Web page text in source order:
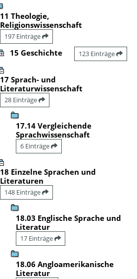
11 Theologie,
Religionswissenschaft
197 Einträge
15 Geschichte 123 Einträge
17 Sprach- und
Literaturwissenschaft
28 Einträge
17.14 Vergleichende
Sprachwissenschaft
6 Einträge
18 Einzelne Sprachen und
Literaturen
148 Einträge
18.03 Englische Sprache und
Literatur
17 Einträge
18.06 Angloamerikanische
Literatur